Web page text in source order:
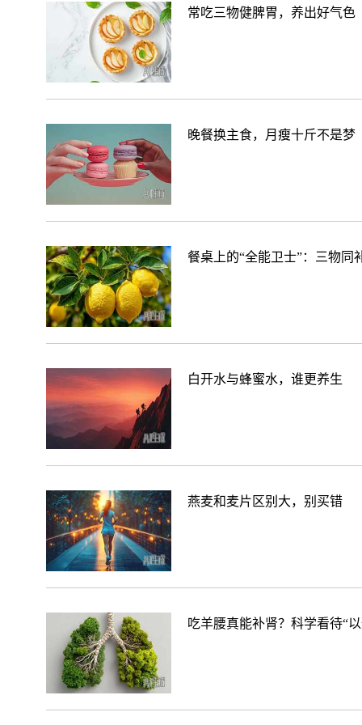
常吃三物健脾胃，养出好气色
晚餐换主食，月瘦十斤不是梦
餐桌上的“全能卫士”：三物同
白开水与蜂蜜水，谁更养生
燕麦和麦片区别大，别买错
吃羊腰真能补肾？科学看待“